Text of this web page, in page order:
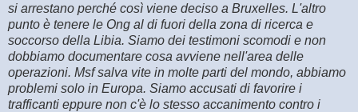
si arrestano perché così viene deciso a Bruxelles. L'altro
punto è tenere le Ong al di fuori della zona di ricerca e
soccorso della Libia. Siamo dei testimoni scomodi e non
dobbiamo documentare cosa avviene nell'area delle
operazioni. Msf salva vite in molte parti del mondo, abbiamo
problemi solo in Europa. Siamo accusati di favorire i
trafficanti eppure non c'è lo stesso accanimento contro i